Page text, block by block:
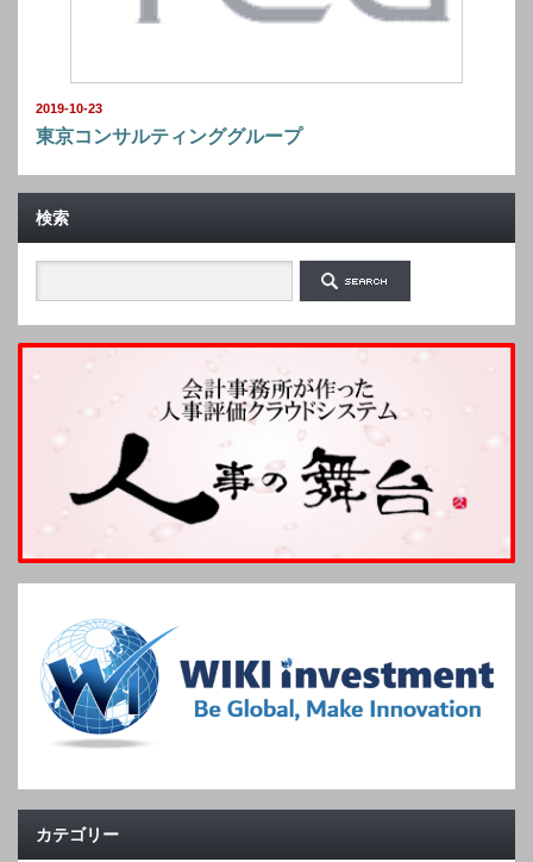
2019-10-23
東京コンサルティンググループ
検索
カテゴリー